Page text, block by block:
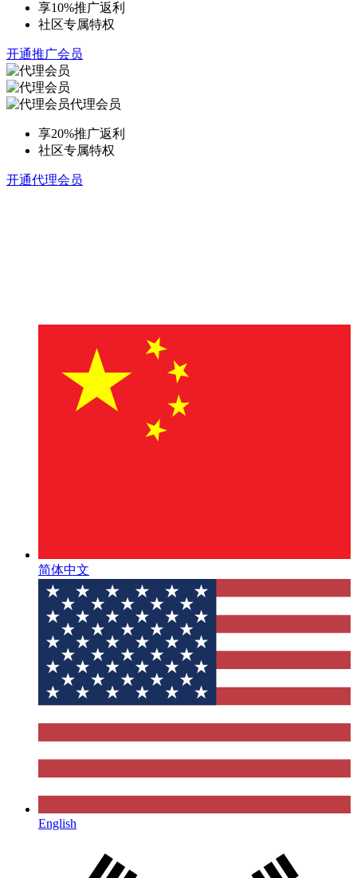
享10%推广返利
社区专属特权
开通推广会员
代理会员
享20%推广返利
社区专属特权
开通代理会员
简体中文
English